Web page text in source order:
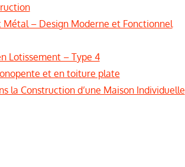
– Design Moderne et Fonctionnel
Lotissement – Type 4
et en toiture plate
la Construction d’une Maison Individuelle